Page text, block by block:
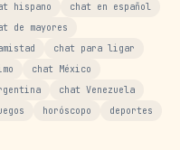
hispano
chat en español
de mayores
chat para ligar
chat México
chat Venezuela
horóscopo
deportes